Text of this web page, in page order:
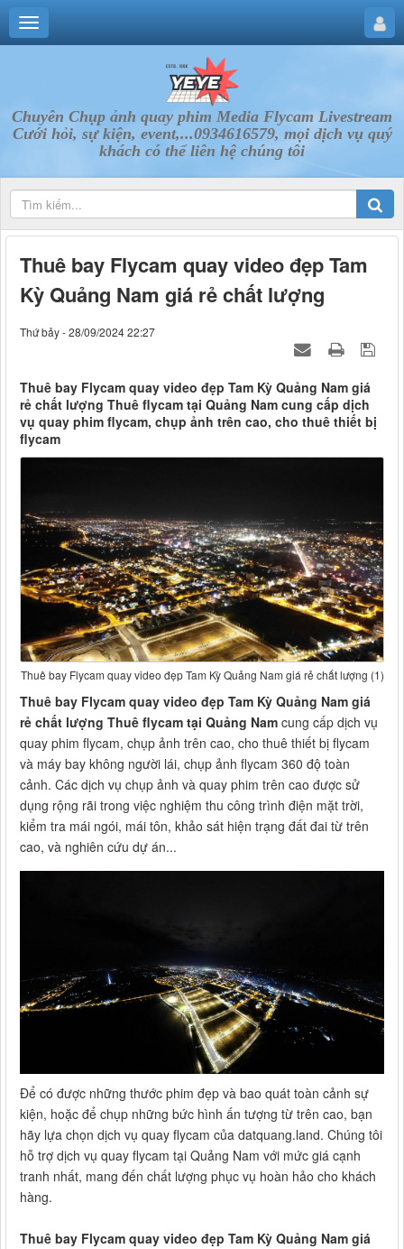
Chuyên Chụp ảnh quay phim Media Flycam Livestream
Cưới hỏi, sự kiện, event,...0934616579, mọi dịch vụ quý
khách có thể liên hệ chúng tôi
Thuê bay Flycam quay video đẹp Tam
Kỳ Quảng Nam giá rẻ chất lượng
Thứ bảy - 28/09/2024 22:27
Thuê bay Flycam quay video đẹp Tam Kỳ Quảng Nam giá
rẻ chất lượng Thuê flycam tại Quảng Nam cung cấp dịch
vụ quay phim flycam, chụp ảnh trên cao, cho thuê thiết bị
flycam
Thuê bay Flycam quay video đẹp Tam Kỳ Quảng Nam giá rẻ chất lượng (1)
Thuê bay Flycam quay video đẹp Tam Kỳ Quảng Nam giá
rẻ chất lượng Thuê flycam tại Quảng Nam cung cấp dịch vụ
quay phim flycam, chụp ảnh trên cao, cho thuê thiết bị flycam
và máy bay không người lái, chụp ảnh flycam 360 độ toàn
cảnh. Các dịch vụ chụp ảnh và quay phim trên cao được sử
dụng rộng rãi trong việc nghiệm thu công trình điện mặt trời,
kiểm tra mái ngói, mái tôn, khảo sát hiện trạng đất đai từ trên
cao, và nghiên cứu dự án...
Để có được những thước phim đẹp và bao quát toàn cảnh sự
kiện, hoặc để chụp những bức hình ấn tượng từ trên cao, bạn
hãy lựa chọn dịch vụ quay flycam của datquang.land. Chúng tôi
hỗ trợ dịch vụ quay flycam tại Quảng Nam với mức giá cạnh
tranh nhất, mang đến chất lượng phục vụ hoàn hảo cho khách
hàng.
Thuê bay Flycam quay video đẹp Tam Kỳ Quảng Nam giá